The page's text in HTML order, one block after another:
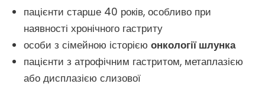
пацієнти старше 40 років, особливо при
наявності хронічного гастриту
особи з сімейною історією онкології шлунка
пацієнти з атрофічним гастритом, метаплазією
або дисплазією слизової